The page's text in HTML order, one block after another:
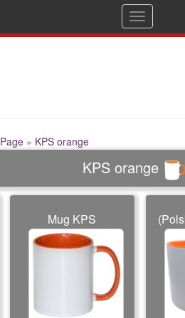
T
n
a
v
» KPS orange
KPS orange
Mug KPS